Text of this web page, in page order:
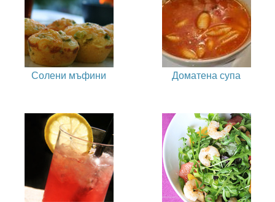
Солени мъфини Доматена супа